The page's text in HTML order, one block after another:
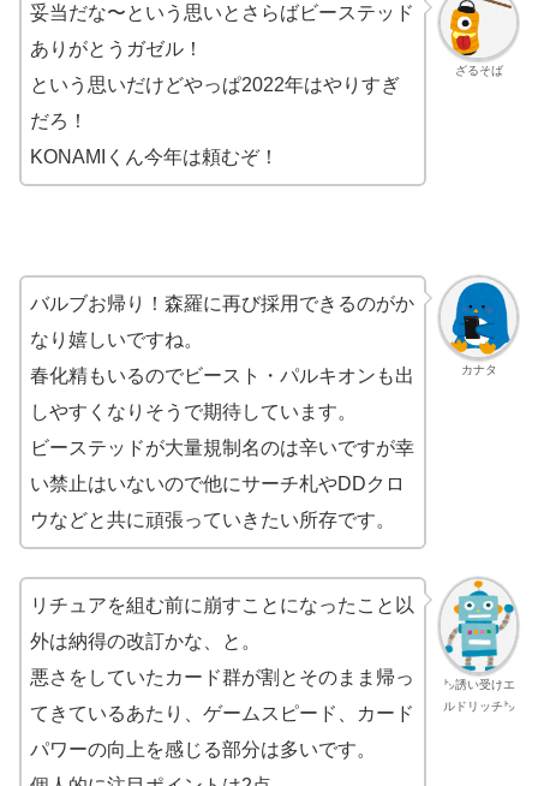
ざるそば
妥当だな〜という思いとさらばビーステッド
ありがとうガゼル！
という思いだけどやっぱ2022年はやりすぎ
だろ！
KONAMIくん今年は頼むぞ！
カナタ
バルブお帰り！森羅に再び採用できるのがか
なり嬉しいですね。
春化精もいるのでビースト・パルキオンも出
しやすくなりそうで期待しています。
ビーステッドが大量規制名のは辛いですが幸
い禁止はいないので他にサーチ札やDDクロ
ウなどと共に頑張っていきたい所存です。
㌧誘い受けエ
ルドリッチ㌧
リチュアを組む前に崩すことになったこと以
外は納得の改訂かな、と。
悪さをしていたカード群が割とそのまま帰っ
てきているあたり、ゲームスピード、カード
パワーの向上を感じる部分は多いです。